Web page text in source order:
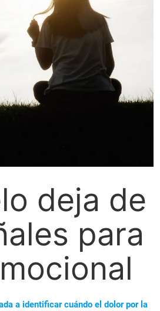
deja de
para
a identificar cuándo el dolor por la